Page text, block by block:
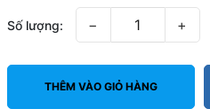
Số lượng: − +
THÊM VÀO GIỎ HÀNG